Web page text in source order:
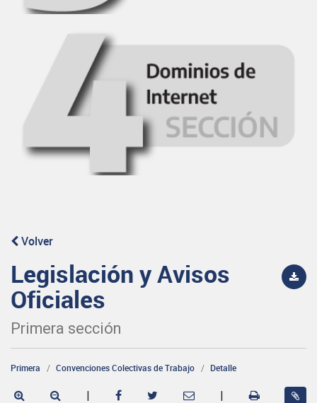
Volver
Legislación y Avisos
Oficiales
Primera sección
Primera Convenciones Colectivas de Trabajo Detalle
| |